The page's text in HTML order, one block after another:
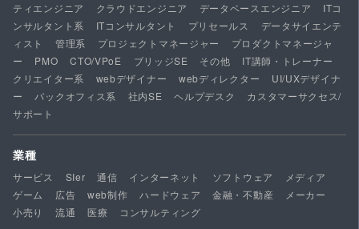
ティエンジニア
クラウドエンジニア データベースエンジニア
ITコ
ンサルタント系
ITコンサルタント プリセールス
データサイエンテ
ィスト
管理系 プロジェクトマネージャー
プロダクトマネージャ
ー
PMO CTO/VPoE ブリッジSE その他
IT講師・トレーナー
クリエイター系
webデザイナー webディレクター
UI/UXデザイナ
ー
バックオフィス系 社内SE ヘルプデスク
カスタマーサクセス/
サポート
業種
サービス SIer 通信 インターネット ソフトウェア
メディア
ゲーム
広告 web制作 ハードウェア 金融・不動産
メーカー
小売り
流通 医療 コンサルティング